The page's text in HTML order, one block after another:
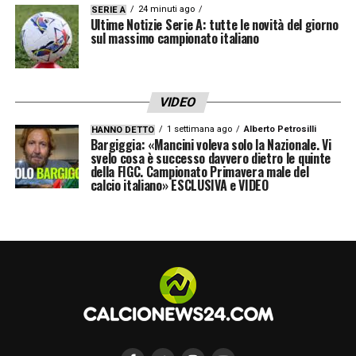
FINITA
83′ Muric respinge Immobile nell’uno contro
77′ Occasione per Fadera, palla a lato.
62′GOL SASSUOLO! Calcio d’angolo per i
brutta uscita di Ravaglia e fa 1-1!
GOL DEL BOLOGNA! Fabbian freddo dal
SERIE A 24 minuti ago
Ultime Notizie Serie A: tutte le novità del giorno
sul massimo campionato italiano
VIDEO
HANNO DETTO 1 settimana ago Alberto Petrosilli
Bargiggia: «Mancini voleva solo la Nazionale. Vi
svelo cosa è successo davvero dietro le quinte
della FIGC. Campionato Primavera male del
calcio italiano» ESCLUSIVA e VIDEO